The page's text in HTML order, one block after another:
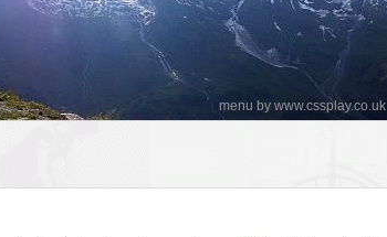
menu by www.cssplay.co.uk